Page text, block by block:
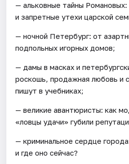
— альковные тайны Романовых:
и запретные утехи царской
— ночной Петербург: от
подпольных игорных домов;
— дамы в масках и
роскошь, продажная любовь и
пишут в учебниках;
— великие авантюристы: как
«ловцы удачи» губили
— криминальное сердце
и где оно сейчас?